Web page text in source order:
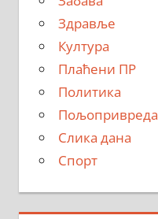
Здравље
Култура
Плаћени ПР
Политика
Пољопривреда
Слика дана
Спорт